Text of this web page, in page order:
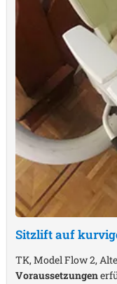
Sitzlift auf
TK, Model Flow 2,
Voraussetzungen